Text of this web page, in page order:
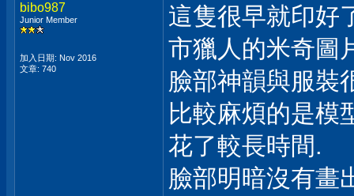
bibo987
Junior Member
加入日期: Nov 2016
文章: 740
這隻很早就印好
市獵人的米奇圖
臉部神韻與服裝
比較麻煩的是模
花了較長時間.
臉部明暗沒有畫